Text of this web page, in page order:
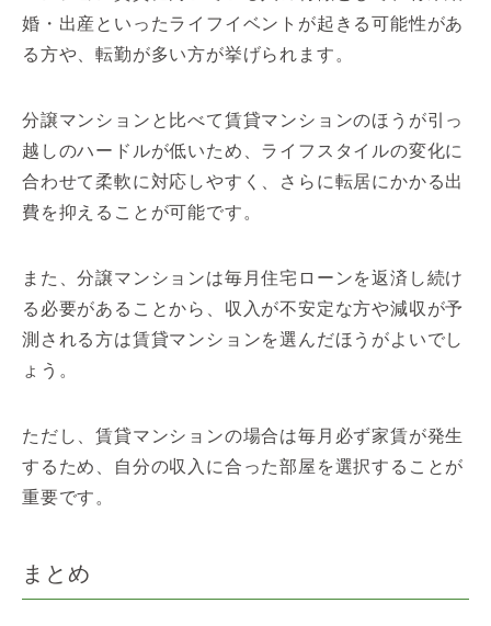
婚・出産といったライフイベントが起きる可能性があ
る方や、転勤が多い方が挙げられます。
分譲マンションと比べて賃貸マンションのほうが引っ
越しのハードルが低いため、ライフスタイルの変化に
合わせて柔軟に対応しやすく、さらに転居にかかる出
費を抑えることが可能です。
また、分譲マンションは毎月住宅ローンを返済し続け
る必要があることから、収入が不安定な方や減収が予
測される方は賃貸マンションを選んだほうがよいでし
ょう。
ただし、賃貸マンションの場合は毎月必ず家賃が発生
するため、自分の収入に合った部屋を選択することが
重要です。
まとめ